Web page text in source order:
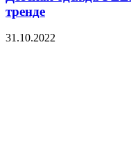
тренде
31.10.2022